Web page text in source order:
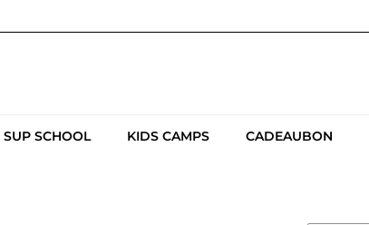
SUP SCHOOL KIDS CAMPS CADEAUBON